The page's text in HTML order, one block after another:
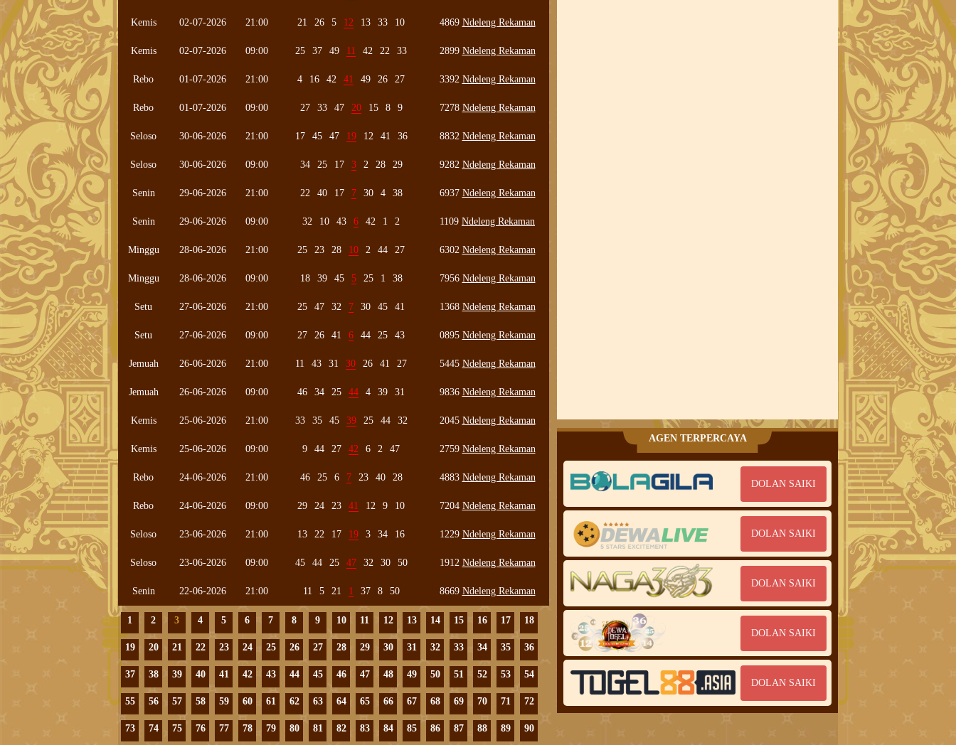
Kemis 02-07-2026 21:00 21 26 5 12 13 33 10 4869 Ndeleng Rekaman
Kemis 02-07-2026 09:00 25 37 49 11 42 22 33 2899 Ndeleng Rekaman
Rebo 01-07-2026 21:00 4 16 42 41 49 26 27 3392 Ndeleng Rekaman
Rebo 01-07-2026 09:00 27 33 47 20 15 8 9 7278 Ndeleng Rekaman
Seloso 30-06-2026 21:00 17 45 47 19 12 41 36 8832 Ndeleng Rekaman
Seloso 30-06-2026 09:00 34 25 17 3 2 28 29 9282 Ndeleng Rekaman
Senin 29-06-2026 21:00 22 40 17 7 30 4 38 6937 Ndeleng Rekaman
Senin 29-06-2026 09:00 32 10 43 6 42 1 2 1109 Ndeleng Rekaman
Minggu 28-06-2026 21:00 25 23 28 10 2 44 27 6302 Ndeleng Rekaman
Minggu 28-06-2026 09:00 18 39 45 5 25 1 38 7956 Ndeleng Rekaman
Setu 27-06-2026 21:00 25 47 32 7 30 45 41 1368 Ndeleng Rekaman
Setu 27-06-2026 09:00 27 26 41 6 44 25 43 0895 Ndeleng Rekaman
Jemuah 26-06-2026 21:00 11 43 31 30 26 41 27 5445 Ndeleng Rekaman
Jemuah 26-06-2026 09:00 46 34 25 44 4 39 31 9836 Ndeleng Rekaman
Kemis 25-06-2026 21:00 33 35 45 39 25 44 32 2045 Ndeleng Rekaman
Kemis 25-06-2026 09:00 9 44 27 42 6 2 47 2759 Ndeleng Rekaman
Rebo 24-06-2026 21:00 46 25 6 7 23 40 28 4883 Ndeleng Rekaman
Rebo 24-06-2026 09:00 29 24 23 41 12 9 10 7204 Ndeleng Rekaman
Seloso 23-06-2026 21:00 13 22 17 19 3 34 16 1229 Ndeleng Rekaman
Seloso 23-06-2026 09:00 45 44 25 47 32 30 50 1912 Ndeleng Rekaman
Senin 22-06-2026 21:00 11 5 21 1 37 8 50 8669 Ndeleng Rekaman
1 2 3 4 5 6 7 8 9 10 11 12 13 14 15 16 17 18
19 20 21 22 23 24 25 26 27 28 29 30 31 32 33 34 35 36
37 38 39 40 41 42 43 44 45 46 47 48 49 50 51 52 53 54
55 56 57 58 59 60 61 62 63 64 65 66 67 68 69 70 71 72
73 74 75 76 77 78 79 80 81 82 83 84 85 86 87 88 89 90
AGEN TERPERCAYA
DOLAN SAIKI
DOLAN SAIKI
DOLAN SAIKI
DOLAN SAIKI
DOLAN SAIKI